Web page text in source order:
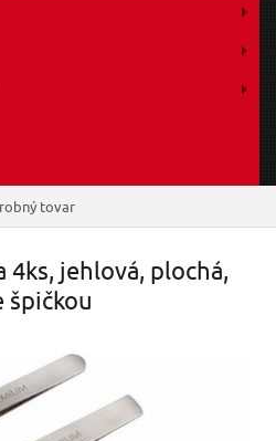
tovar
4ks, jehlová, plochá,
špičkou